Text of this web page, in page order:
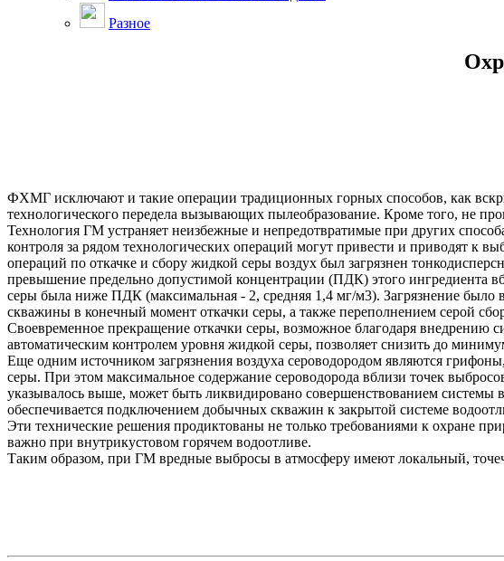
Разное
ФХМГ исключают и такие операции традиционных горных способов, как
технологического передела вызывающих пылеобразование. Кроме того, не
Технология ГМ устраняет неизбежные и непредотвратимые при других
контроля за рядом технологических операций могут привести и приводят к
операций по откачке и сбору жидкой серы воздух был загрязнен
превышение предельно допустимой концентрации (ПДК) этого ингредиента
серы была ниже ПДК (максимальная - 2, средняя 1,4 мг/м3). Загрязнение было
скважины в конечный момент откачки серы, а также переполнением серой
Своевременное прекращение откачки серы, возможное благодаря
автоматическим контролем уровня жидкой серы, позволяет снизить до
Еще одним источником загрязнения воздуха сероводородом являются
серы. При этом максимальное содержание сероводорода вблизи точек
указывалось выше, может быть ликвидировано совершенствованием системы
обеспечивается подключением добычных скважин к закрытой системе
Эти технические решения продиктованы не только требованиями к охране
важно при внутрикустовом горячем водоотливе.
Таким образом, при ГМ вредные выбросы в атмосферу имеют локальный,